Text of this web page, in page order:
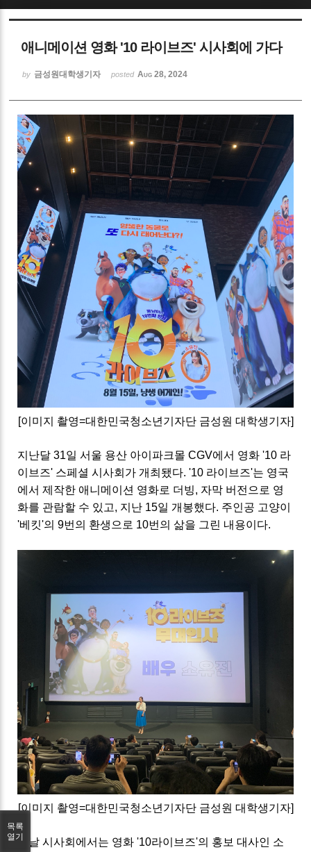
애니메이션 영화 '10 라이브즈' 시사회에 가다
by 금성원대학생기자 posted Aug 28, 2024
[이미지 촬영=대한민국청소년기자단 금성원 대학생기자]
지난달 31일 서울 용산 아이파크몰 CGV에서 영화 '10 라
이브즈' 스페셜 시사회가 개최됐다. '10 라이브즈'는 영국
에서 제작한 애니메이션 영화로 더빙, 자막 버전으로 영
화를 관람할 수 있고, 지난 15일 개봉했다. 주인공 고양이
'베킷'의 9번의 환생으로 10번의 삶을 그린 내용이다.
[이미지 촬영=대한민국청소년기자단 금성원 대학생기자]
이날 시사회에서는 영화 '10라이브즈'의 홍보 대사인 소
목록
열기
Sketchbook5, 스케치북5
Sketchbook5, 스케치북5